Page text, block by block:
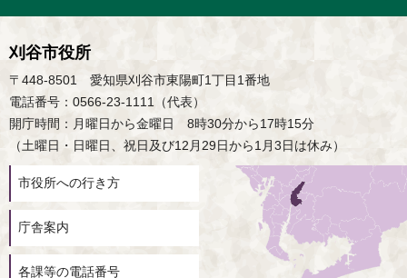
刈谷市役所
〒448-8501 愛知県刈谷市東陽町1丁目1番地
電話番号：0566-23-1111（代表）
開庁時間：月曜日から金曜日 8時30分から17時15分
（土曜日・日曜日、祝日及び12月29日から1月3日は休み）
市役所への行き方
庁舎案内
各課等の電話番号